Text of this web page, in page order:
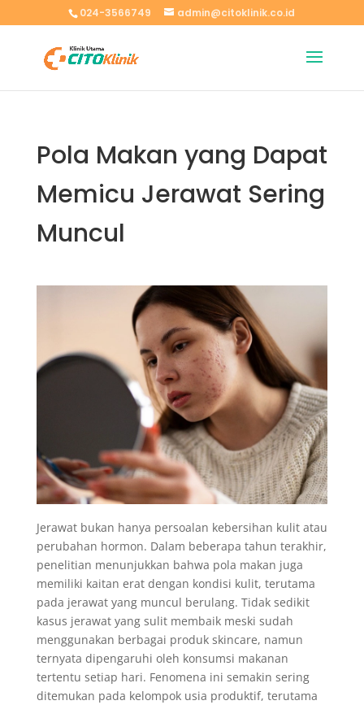
024-3566749 admin@citoklinik.co.id
Pola Makan yang Dapat
Memicu Jerawat Sering
Muncul
Jerawat bukan hanya persoalan kebersihan kulit atau
perubahan hormon. Dalam beberapa tahun terakhir,
penelitian menunjukkan bahwa pola makan juga
memiliki kaitan erat dengan kondisi kulit, terutama
pada jerawat yang muncul berulang. Tidak sedikit
kasus jerawat yang sulit membaik meski sudah
menggunakan berbagai produk skincare, namun
ternyata dipengaruhi oleh konsumsi makanan
tertentu setiap hari. Fenomena ini semakin sering
ditemukan pada kelompok usia produktif, terutama